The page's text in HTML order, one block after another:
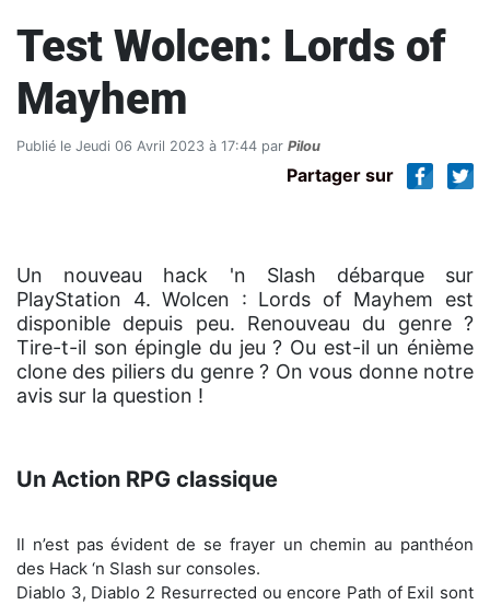
Test Wolcen: Lords of
Mayhem
Publié le Jeudi 06 Avril 2023 à 17:44 par Pilou
Partager sur
Un nouveau hack 'n Slash débarque sur
PlayStation 4. Wolcen : Lords of Mayhem est
disponible depuis peu. Renouveau du genre ?
Tire-t-il son épingle du jeu ? Ou est-il un énième
clone des piliers du genre ? On vous donne notre
avis sur la question !
Un Action RPG classique
Il n’est pas évident de se frayer un chemin au panthéon
des Hack ‘n Slash sur consoles.
Diablo 3, Diablo 2 Resurrected ou encore Path of Exil sont